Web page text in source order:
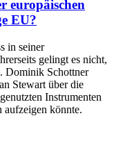
europäischen
EU?
in seiner
gelingt es nicht,
Dominik Schottner
Stewart über die
Instrumenten
könnte.